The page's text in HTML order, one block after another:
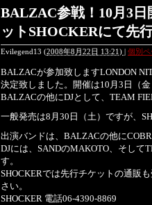
BALZAC参戦！10月3
ットSHOCKERにて先
Evilegend13 (2008年8月22日 13:21) | 個別ペ
BALZACが参加致しますLONDON
決定致しました。開催は10月3日（
BALZACの他にDJとして、TEAM
一般発売は8月30日（土）ですが、
出演バンドは、BALZACの他に
DJには、SANDのMAKOTO、そして
す。
SHOCKERでは先行チケットの通販
さい。
SHOCKER 電話06-4390-8869